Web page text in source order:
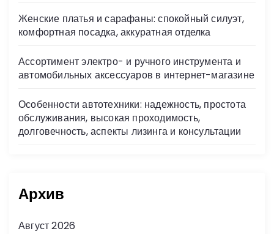
Женские платья и сарафаны: спокойный силуэт,
комфортная посадка, аккуратная отделка
Ассортимент электро- и ручного инструмента и
автомобильных аксессуаров в интернет-магазине
Особенности автотехники: надежность, простота
обслуживания, высокая проходимость,
долговечность, аспекты лизинга и консультации
Архив
Август 2026